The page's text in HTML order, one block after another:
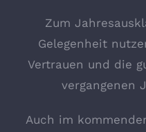
Zum
Gelegenheit
Vertrauen und die
vergangenen
Auch im